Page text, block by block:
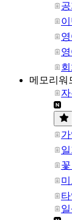
메모리워
일